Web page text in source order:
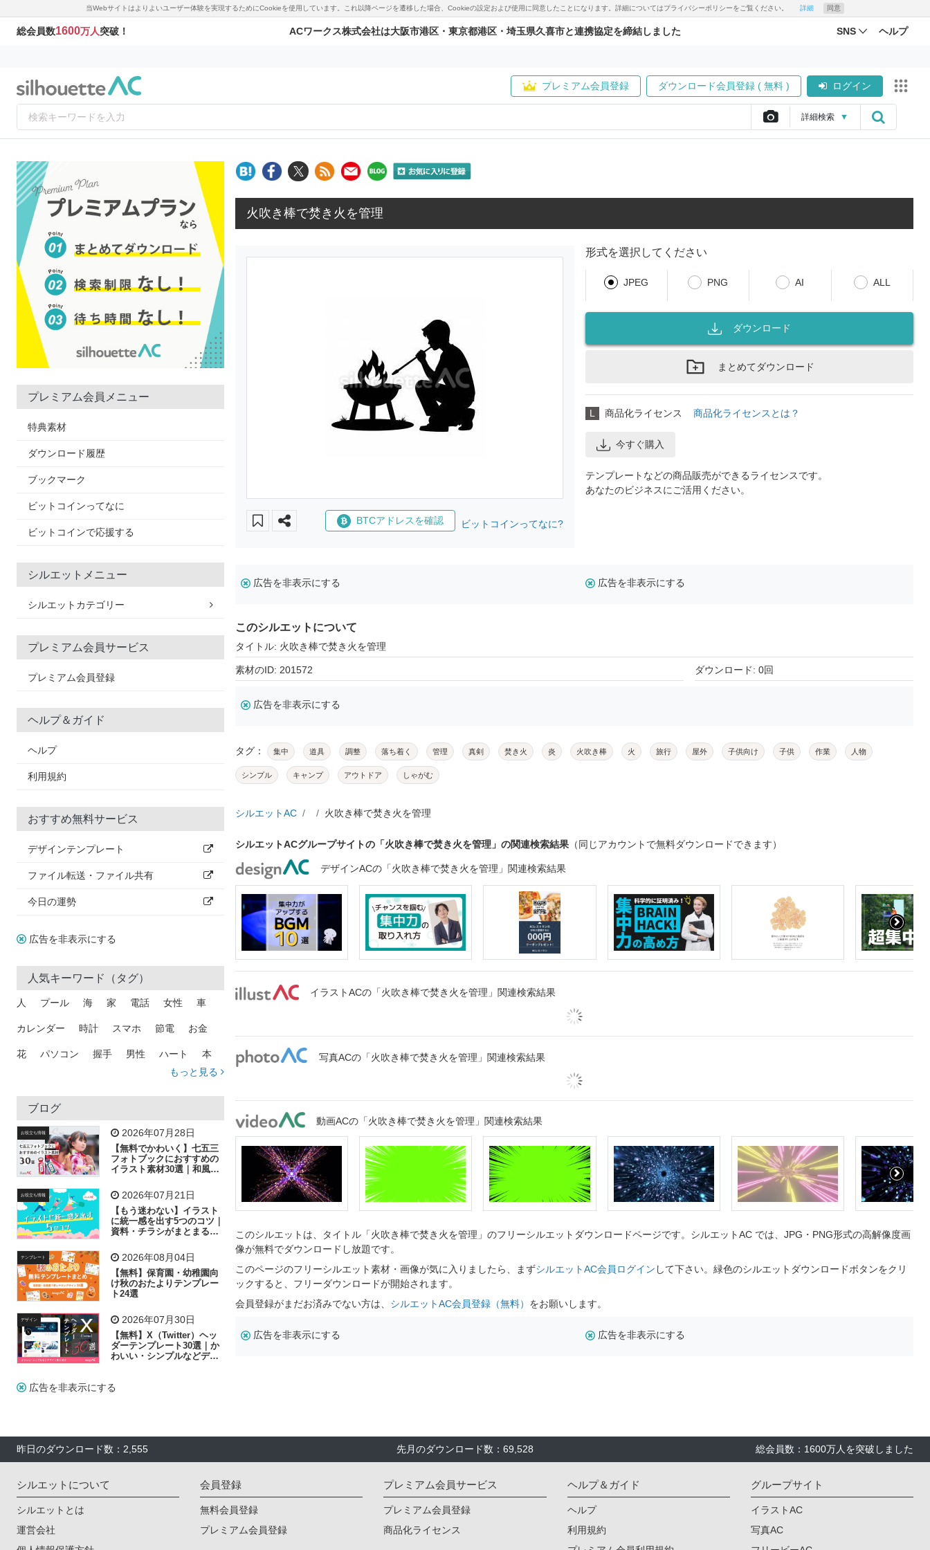
当Webサイトはよりよいユーザー体験を実現するためにCookieを使用しています。これ以降ページを遷移した場合、Cookieの設定および使用に同意したことになります。詳細についてはプライバシーポリシーをご覧ください。 詳細 同意
総会員数1600万人突破！ ACワークス株式会社は大阪市港区・東京都港区・埼玉県久喜市と連携協定を締結しました SNS ヘルプ
プレミアム会員登録 ダウンロード会員登録 ( 無料 ) ログイン
詳細検索 ▼
プレミアム会員メニュー
特典素材
ダウンロード履歴
ブックマーク
ビットコインってなに
ビットコインで応援する
シルエットメニュー
シルエットカテゴリー
プレミアム会員サービス
プレミアム会員登録
ヘルプ＆ガイド
ヘルプ
利用規約
おすすめ無料サービス
デザインテンプレート
ファイル転送・ファイル共有
今日の運勢
広告を非表示にする
人気キーワード（タグ）
人 プール 海 家 電話 女性 車
カレンダー 時計 スマホ 節電 お金
花 パソコン 握手 男性 ハート 本
トラック 木
吹き出し
飛行機 グラフ ビル 魚 家族 書類
歩く 工場 会社 太陽 キラキラ
子供 作業員 相談 ピクトグラム
もっと見る
ブログ
お役立ち情報 2026年07月28日
【無料でかわいく】七五三
フォトブックにおすすめの
イラスト素材30選｜和風の
お役立ち情報 2026年07月21日
【もう迷わない】イラスト
に統一感を出す5つのコツ｜
資料・チラシがまとまるフ
テンプレート 2026年08月04日
【無料】保育園・幼稚園向
け秋のおたよりテンプレー
ト24選
デザイン 2026年07月30日
【無料】X（Twitter）ヘッ
ダーテンプレート30選｜か
わいい・シンプルなどデザ
広告を非表示にする
火吹き棒で焚き火を管理
BTCアドレスを確認 ビットコインってなに?
形式を選択してください
JPEG PNG AI ALL
ダウンロード
まとめてダウンロード
L 商品化ライセンス 商品化ライセンスとは？
今すぐ購入
テンプレートなどの商品販売ができるライセンスです。
あなたのビジネスにご活用ください。
広告を非表示にする 広告を非表示にする
このシルエットについて
タイトル: 火吹き棒で焚き火を管理
素材のID: 201572 ダウンロード: 0回
広告を非表示にする
タグ： 集中 道具 調整 落ち着く 管理 真剣 焚き火 炎 火吹き棒 火 旅行 屋外 子供向け 子供 作業 人物
シンプル キャンプ アウトドア しゃがむ
シルエットAC 火吹き棒で焚き火を管理
シルエットACグループサイトの「火吹き棒で焚き火を管理」の関連検索結果 （同じアカウントで無料ダウンロードできます）
デザインACの「火吹き棒で焚き火を管理」関連検索結果
イラストACの「火吹き棒で焚き火を管理」関連検索結果
写真ACの「火吹き棒で焚き火を管理」関連検索結果
動画ACの「火吹き棒で焚き火を管理」関連検索結果
このシルエットは、タイトル「火吹き棒で焚き火を管理」のフリーシルエットダウンロードページです。シルエットAC では、JPG・PNG形式の高解像度画
像が無料でダウンロードし放題です。
このページのフリーシルエット素材・画像が気に入りましたら、まずシルエットAC会員ログイン して下さい。緑色のシルエットダウンロードボタンをクリ
ックすると、フリーダウンロードが開始されます。
会員登録がまだお済みでない方は、 シルエットAC会員登録（無料） をお願いします。
広告を非表示にする 広告を非表示にする
昨日のダウンロード数：2,555 先月のダウンロード数：69,528 総会員数：1600万人を突破しました
シルエットについて
シルエットとは
運営会社
会員登録
無料会員登録
プレミアム会員登録
プレミアム会員サービス
プレミアム会員登録
商品化ライセンス
ヘルプ＆ガイド
ヘルプ
利用規約
グループサイト
イラストAC
写真AC